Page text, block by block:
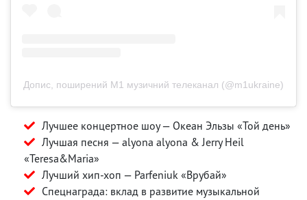
Допис, поширений M1 музичний телеканал (@m1ukraine)
Лучшее концертное шоу — Океан Эльзы «Той день»
Лучшая песня — аlyona аlyona & Jerry Heil
«Teresa&Maria»
Лучший хип-хоп — Parfeniuk «Врубай»
Спецнаграда: вклад в развитие музыкальной